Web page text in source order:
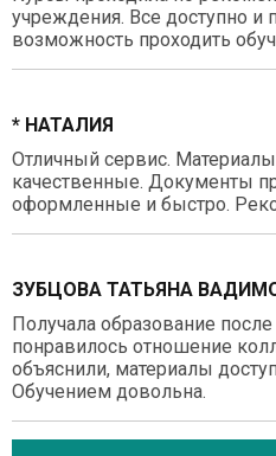
учреждения. Все доступно и
возможность проходить
* НАТАЛИЯ
Отличный сервис.
качественные. Документы
оформленные и быстро.
ЗУБЦОВА ТАТЬЯНА
Получала образование
понравилось отношение
объяснили, материалы
Обучением довольна.